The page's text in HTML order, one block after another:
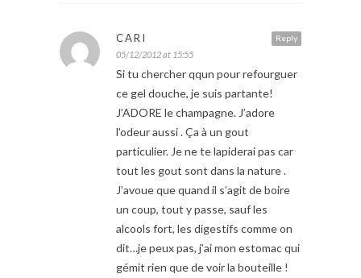
Reply
CARI
05/12/2012 at 15:55
Si tu chercher qqun pour refourguer
ce gel douche, je suis partante!
J’ADORE le champagne. J’adore
l’odeur aussi . Ça à un gout
particulier. Je ne te lapiderai pas car
tout les gout sont dans la nature .
J’avoue que quand il s’agit de boire
un coup, tout y passe, sauf les
alcools fort, les digestifs comme on
dit…je peux pas, j’ai mon estomac qui
gémit rien que de voir la bouteille !